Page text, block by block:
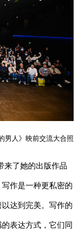
男人》映前交流大合照
了她的出版作品
写作是一种更私密的
达到完美。写作的
表达方式，它们同